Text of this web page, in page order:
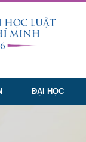
ĐẠI HỌC